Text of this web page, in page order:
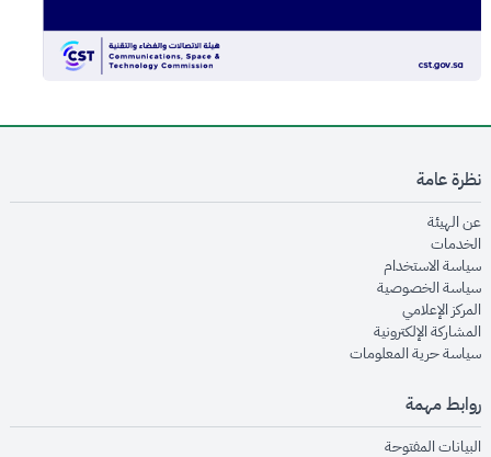
نظرة عامة
عن الهيئةopens in new window
الخدماتopens in new window
سياسة الاستخدام
سياسة الخصوصيةopens in new window
المركز الإعلاميopens in new window
المشاركة الإلكترونيةopens in new window
سياسة حرية المعلوماتopens in new window
روابط مهمة
البيانات المفتوحةopens in new window